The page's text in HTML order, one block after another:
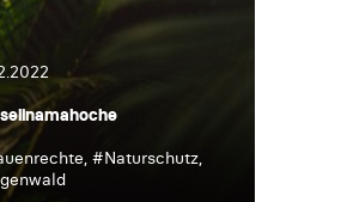
selinamahoche
, #Naturschutz,